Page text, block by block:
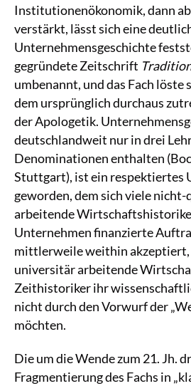
Institutionenökonomik, dann
verstärkt, lässt sich eine
Unternehmensgeschichte
gegründete Zeitschrift
umbenannt, und das Fach löste
dem ursprünglich durchaus
der Apologetik.
deutschlandweit nur in drei
Denominationen enthalten
Stuttgart), ist ein respektiertes
geworden, dem sich viele
arbeitende
Unternehmen finanzierte
mittlerweile weithin akzeptiert,
universitär arbeitende
Zeithistoriker ihr
nicht durch den Vorwurf der
möchten.
Die um die Wende zum 21. Jh.
Fragmentierung des Fachs in